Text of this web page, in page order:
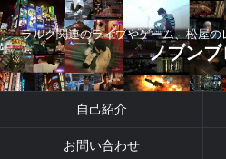
ラルク関連のライブやゲーム、松屋
ノブンブ
自己紹介
お問い合わせ